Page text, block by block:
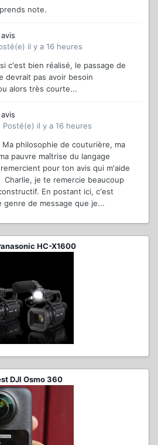
note.
il y a 16 heures
c'est bien réalisé, le passage de
devrait pas avoir besoin
alors très courte...
Posté(e) il y a 16 heures
Ma philosophie de couturière, ma
pauvre maîtrise du langage
pour ton avis qui m'aide
je te remercie beaucoup
En postant ici, c'est
genre de message que je...
HC-X1600
DJI Osmo 360